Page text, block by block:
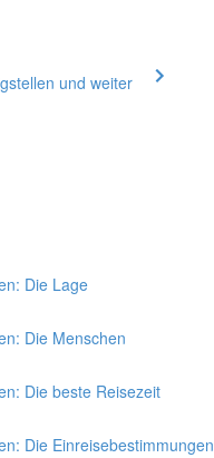
und weiter
Die Lage
Die Menschen
Die beste Reisezeit
Die Einreisebestimmungen